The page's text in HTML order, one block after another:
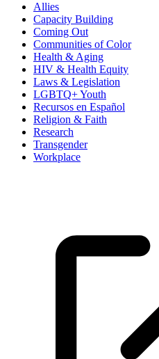
Allies
Capacity Building
Coming Out
Communities of Color
Health & Aging
HIV & Health Equity
Laws & Legislation
LGBTQ+ Youth
Recursos en Español
Religion & Faith
Research
Transgender
Workplace